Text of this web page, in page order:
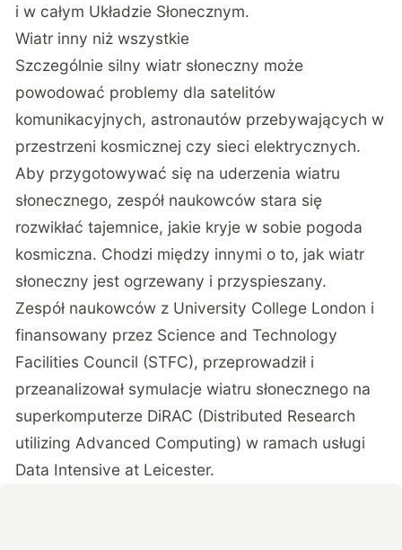
i w całym Układzie Słonecznym.
Wiatr inny niż wszystkie
Szczególnie silny wiatr słoneczny może
powodować problemy dla satelitów
komunikacyjnych, astronautów przebywających w
przestrzeni kosmicznej czy sieci elektrycznych.
Aby przygotowywać się na uderzenia wiatru
słonecznego, zespół naukowców stara się
rozwikłać tajemnice, jakie kryje w sobie pogoda
kosmiczna. Chodzi między innymi o to, jak wiatr
słoneczny jest ogrzewany i przyspieszany.
Zespół naukowców z University College London i
finansowany przez Science and Technology
Facilities Council (STFC), przeprowadził i
przeanalizował symulacje wiatru słonecznego na
superkomputerze DiRAC (Distributed Research
utilizing Advanced Computing) w ramach usługi
Data Intensive at Leicester.